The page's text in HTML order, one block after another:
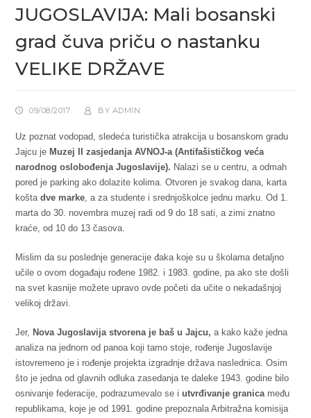
JUGOSLAVIJA: Mali bosanski
grad čuva priču o nastanku
VELIKE DRŽAVE
09/08/2017 BY ADMIN
Uz poznat vodopad, sledeća turistička atrakcija u bosanskom gradu
Jajcu je Muzej II zasjedanja AVNOJ-a (Antifašističkog veća
narodnog oslobođenja Jugoslavije). Nalazi se u centru, a odmah
pored je parking ako dolazite kolima. Otvoren je svakog dana, karta
koštadve marke, a za studente i srednjoškolce jednu marku. Od 1.
marta do 30. novembra muzej radi od 9 do 18 sati, a zimi znatno
kraće, od 10 do 13 časova.
Mislim da su poslednje generacije đaka koje su u školama detaljno
učile o ovom događaju rođene 1982. i 1983. godine, pa ako ste došli
na svet kasnije možete upravo ovde početi da učite o nekadašnjoj
velikoj državi.
Jer, Nova Jugoslavija stvorena je baš u Jajcu, a kako kaže jedna
analiza na jednom od panoa koji tamo stoje, rođenje Jugoslavije
istovremeno je i rođenje projekta izgradnje država naslednica. Osim
što je jedna od glavnih odluka zasedanja te daleke 1943. godine bilo
osnivanje federacije, podrazumevalo se iutvrđivanje granicameđu
republikama, koje je od 1991. godine prepoznala Arbitražna komisija